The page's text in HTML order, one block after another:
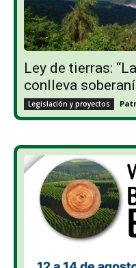
Ley de tierras:
conlleva
Legislación y proyectos